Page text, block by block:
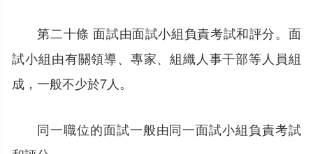
第二十條 面試由面試小組負責考試和評分。面
試小組由有關領導、專家、組織人事干部等人員組
成，一般不少於7人。
同一職位的面試一般由同一面試小組負責考試